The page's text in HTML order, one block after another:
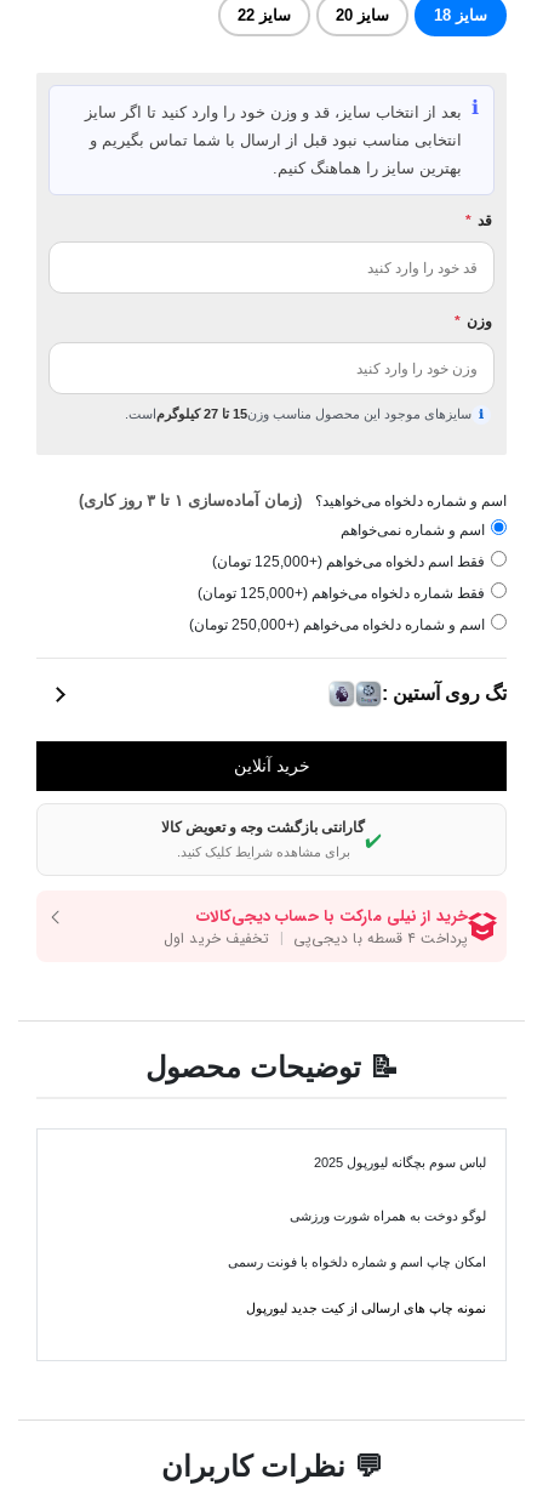
سایز 18 سایز 20 سایز 22
ℹ️ بعد از انتخاب سایز، قد و وزن خود را وارد کنید تا اگر سایز
انتخابی مناسب نبود قبل از ارسال با شما تماس بگیریم و
بهترین سایز را هماهنگ کنیم.
قد *
وزن *
ℹ سایزهای موجود این محصول مناسب وزن15 تا 27 کیلوگرم است.
اسم و شماره دلخواه می‌خواهید؟ (زمان آماده‌سازی ۱ تا ۳ روز کاری)
اسم و شماره نمی‌خواهم
فقط اسم دلخواه می‌خواهم (+125,000 تومان)
فقط شماره دلخواه می‌خواهم (+125,000 تومان)
اسم و شماره دلخواه می‌خواهم (+250,000 تومان)
تگ روی آستین :
✔️
گارانتی بازگشت وجه و تعویض کالا
برای مشاهده شرایط کلیک کنید.
📝 توضیحات محصول
لباس سوم بچگانه لیورپول 2025
لوگو دوخت به همراه شورت ورزشی
امکان چاپ اسم و شماره دلخواه با فونت رسمی
نمونه چاپ های ارسالی از کیت جدید لیورپول
💬 نظرات کاربران